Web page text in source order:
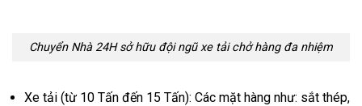
Chuyển Nhà 24H sở hữu đội ngũ xe tải chở hàng đa nhiệm
Xe tải (từ 10 Tấn đến 15 Tấn): Các mặt hàng như: sắt thép,